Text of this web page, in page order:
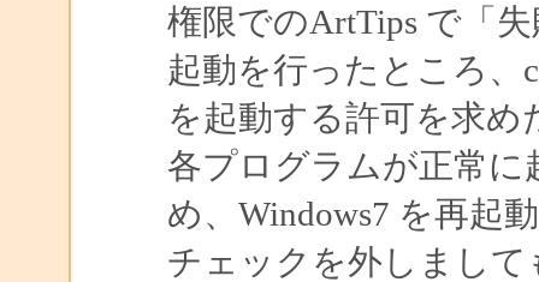
権限でのArtTips で「
起動を行ったところ、
を起動する許可を求
各プログラムが正常
め、Windows7 を再起
チェックを外しまし